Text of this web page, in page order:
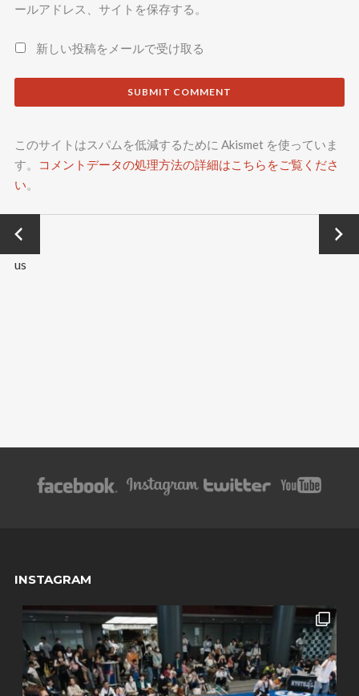
ールアドレス、サイトを保存する。
新しい投稿をメールで受け取る
このサイトはスパムを低減するために Akismet を使っていま
す。
コメントデータの処理方法の詳細はこちらをご覧くださ
い。
Previo
us
→
INSTAGRAM